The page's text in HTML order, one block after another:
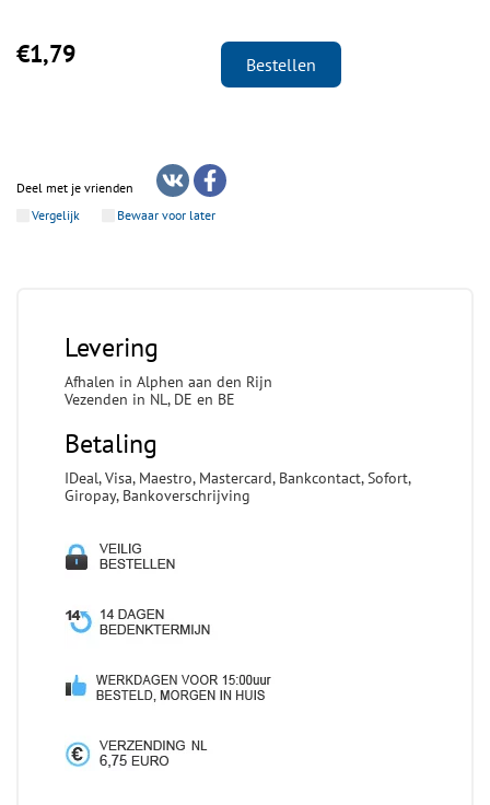
€1,79 Bestellen
Deel met je vrienden
Vergelijk
Bewaar voor later
Levering
Afhalen in Alphen aan den Rijn
Vezenden in NL, DE en BE
Betaling
IDeal, Visa, Maestro, Mastercard, Bankcontact, Sofort,
Giropay, Bankoverschrijving